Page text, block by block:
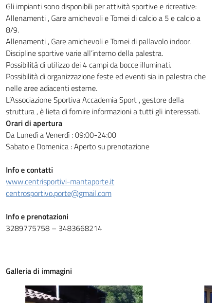
Gli impianti sono disponibili per attività sportive e ricreative:
Allenamenti , Gare amichevoli e Tornei di calcio a 5 e calcio a
8/9.
Allenamenti , Gare amichevoli e Tornei di pallavolo indoor.
Discipline sportive varie all’interno della palestra.
Possibilità di utilizzo dei 4 campi da bocce illuminati.
Possibilità di organizzazione feste ed eventi sia in palestra che
nelle aree adiacenti esterne.
L’Associazione Sportiva Accademia Sport , gestore della
struttura , è lieta di fornire informazioni a tutti gli interessati.
Orari di apertura
Da Lunedì a Venerdì : 09:00-24:00
Sabato e Domenica : Aperto su prenotazione
Info e contatti
www.centrisportivi-mantaporte.it
centrosportivo.porte@gmail.com
Info e prenotazioni
3289775758 – 3483668214
Galleria di immagini